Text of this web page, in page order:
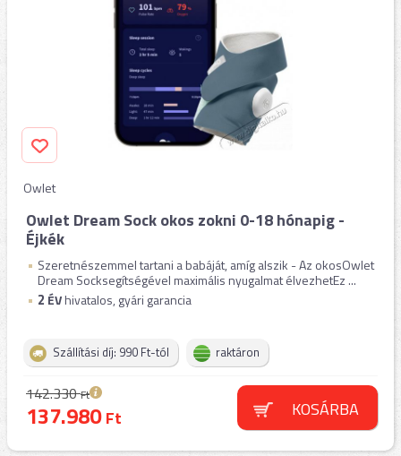
Owlet
Owlet Dream Sock okos zokni 0-18 hónapig -
Éjkék
Szeretnészemmel tartani a babáját, amíg alszik - Az okosOwlet
Dream Socksegítségével maximális nyugalmat élvezhetEz ...
2 ÉVhivatalos, gyári garancia
Szállítási díj: 990 Ft-tól raktáron
142.330Ft
137.980Ft KOSÁRBA